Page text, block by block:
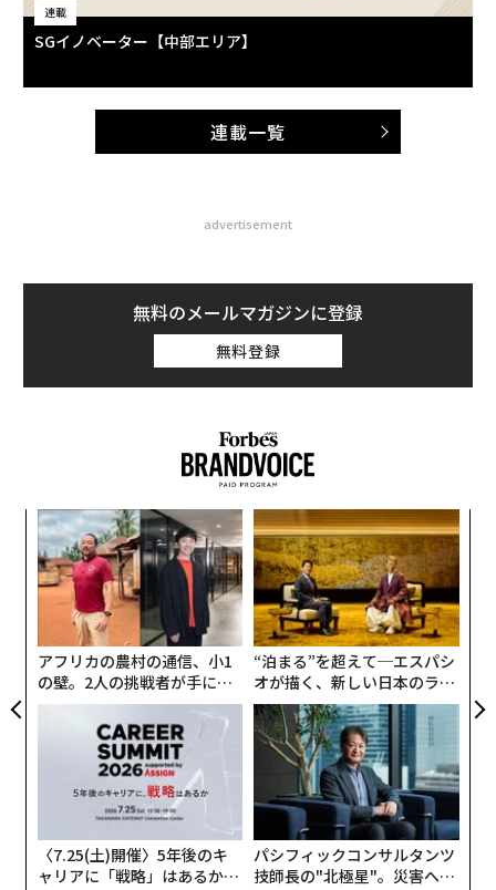
連載
SGイノベーター【中部エリア】
連載一覧
advertisement
無料のメールマガジンに登録
無料登録
アフリカの農村の通信、小1
の壁。2人の挑戦者が手にし
た「次なる武器」
“泊まる”を超えて─エスパシ
オが描く、新しい日本のラグ
ジュアリー（中編）
〈7.25(土)開催〉5年後のキ
ャリアに「戦略」はあるか。
パシフィックコンサルタンツ
技師長の"北極星"。災害への